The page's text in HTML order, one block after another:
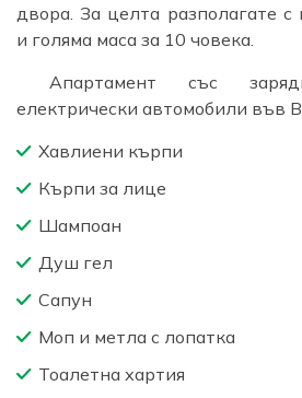
двора. За целта разполагате
и голяма маса за 10 човека.
Апартамент със
електрически автомобили във
Хавлиени кърпи
Кърпи за лице
Шампоан
Душ гел
Сапун
Моп и метла с лопатка
Тоалетна хартия